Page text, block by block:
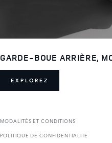
GARDE-BOUE ARRIÈRE,
EXPLOREZ
MODALITÉS ET CONDITIONS
POLITIQUE DE CONFIDENTIALITÉ